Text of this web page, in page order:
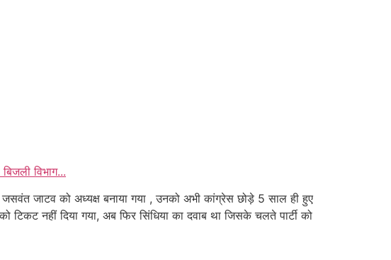
विभाग...
जसवंत जाटव को अध्यक्ष बनाया गया , उनको अभी कांग्रेस छोड़े 5 साल ही हुए
नहीं दिया गया, अब फिर सिंधिया का दवाब था जिसके चलते पार्टी को